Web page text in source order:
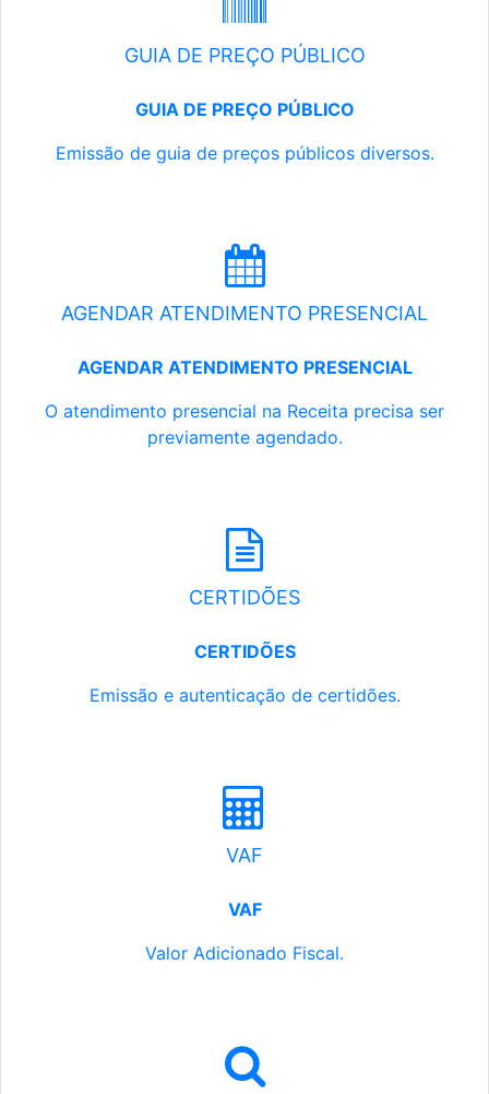
GUIA DE PREÇO PÚBLICO
GUIA DE PREÇO PÚBLICO
Emissão de guia de preços públicos diversos.
AGENDAR ATENDIMENTO PRESENCIAL
AGENDAR ATENDIMENTO PRESENCIAL
O atendimento presencial na Receita precisa ser
previamente agendado.
CERTIDÕES
CERTIDÕES
Emissão e autenticação de certidões.
VAF
VAF
Valor Adicionado Fiscal.